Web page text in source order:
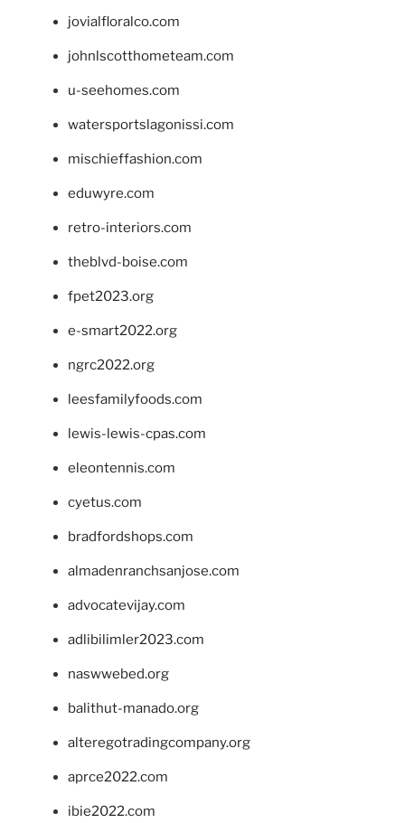
jovialfloralco.com
johnlscotthometeam.com
u-seehomes.com
watersportslagonissi.com
mischieffashion.com
eduwyre.com
retro-interiors.com
theblvd-boise.com
fpet2023.org
e-smart2022.org
ngrc2022.org
leesfamilyfoods.com
lewis-lewis-cpas.com
eleontennis.com
cyetus.com
bradfordshops.com
almadenranchsanjose.com
advocatevijay.com
adlibilimler2023.com
naswwebed.org
balithut-manado.org
alteregotradingcompany.org
aprce2022.com
ibie2022.com